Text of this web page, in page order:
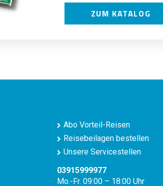
ZUM KATALOG
Abo Vorteil-Reisen
Reisebeilagen bestellen
Unsere Servicestellen
03915999977
Mo.-Fr. 09:00 – 18:00 Uhr